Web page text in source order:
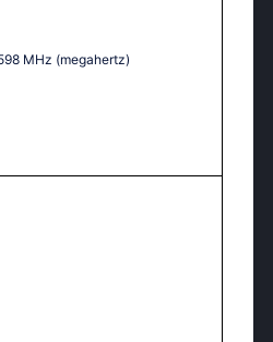
MHz (megahertz)